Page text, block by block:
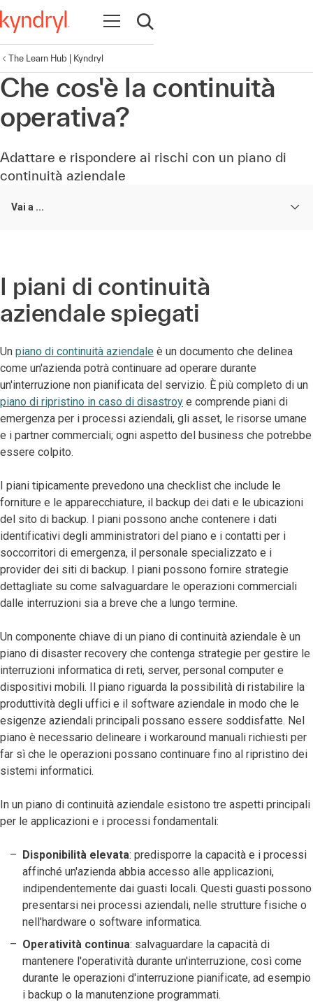
Apri la navigazione
Apri ricerca
The Learn Hub | Kyndryl
Che cos'è la continuità
operativa?
Adattare e rispondere ai rischi con un piano di
continuità aziendale
Vai a ...
I piani di continuità
aziendale spiegati
Un piano di continuità aziendale è un documento che delinea
come un'azienda potrà continuare ad operare durante
un'interruzione non pianificata del servizio. È più completo di un
piano di ripristino in caso di disastroy e comprende piani di
emergenza per i processi aziendali, gli asset, le risorse umane
e i partner commerciali; ogni aspetto del business che potrebbe
essere colpito.
I piani tipicamente prevedono una checklist che include le
forniture e le apparecchiature, il backup dei dati e le ubicazioni
del sito di backup. I piani possono anche contenere i dati
identificativi degli amministratori del piano e i contatti per i
soccorritori di emergenza, il personale specializzato e i
provider dei siti di backup. I piani possono fornire strategie
dettagliate su come salvaguardare le operazioni commerciali
dalle interruzioni sia a breve che a lungo termine.
Un componente chiave di un piano di continuità aziendale è un
piano di disaster recovery che contenga strategie per gestire le
interruzioni informatica di reti, server, personal computer e
dispositivi mobili. Il piano riguarda la possibilità di ristabilire la
produttività degli uffici e il software aziendale in modo che le
esigenze aziendali principali possano essere soddisfatte. Nel
piano è necessario delineare i workaround manuali richiesti per
far sì che le operazioni possano continuare fino al ripristino dei
sistemi informatici.
In un piano di continuità aziendale esistono tre aspetti principali
per le applicazioni e i processi fondamentali:
Disponibilità elevata: predisporre la capacità e i processi
affinché un'azienda abbia accesso alle applicazioni,
indipendentemente dai guasti locali. Questi guasti possono
presentarsi nei processi aziendali, nelle strutture fisiche o
nell'hardware o software informatica.
Operatività continua: salvaguardare la capacità di
mantenere l'operatività durante un'interruzione, così come
durante le operazioni d'interruzione pianificate, ad esempio
i backup o la manutenzione programmati.